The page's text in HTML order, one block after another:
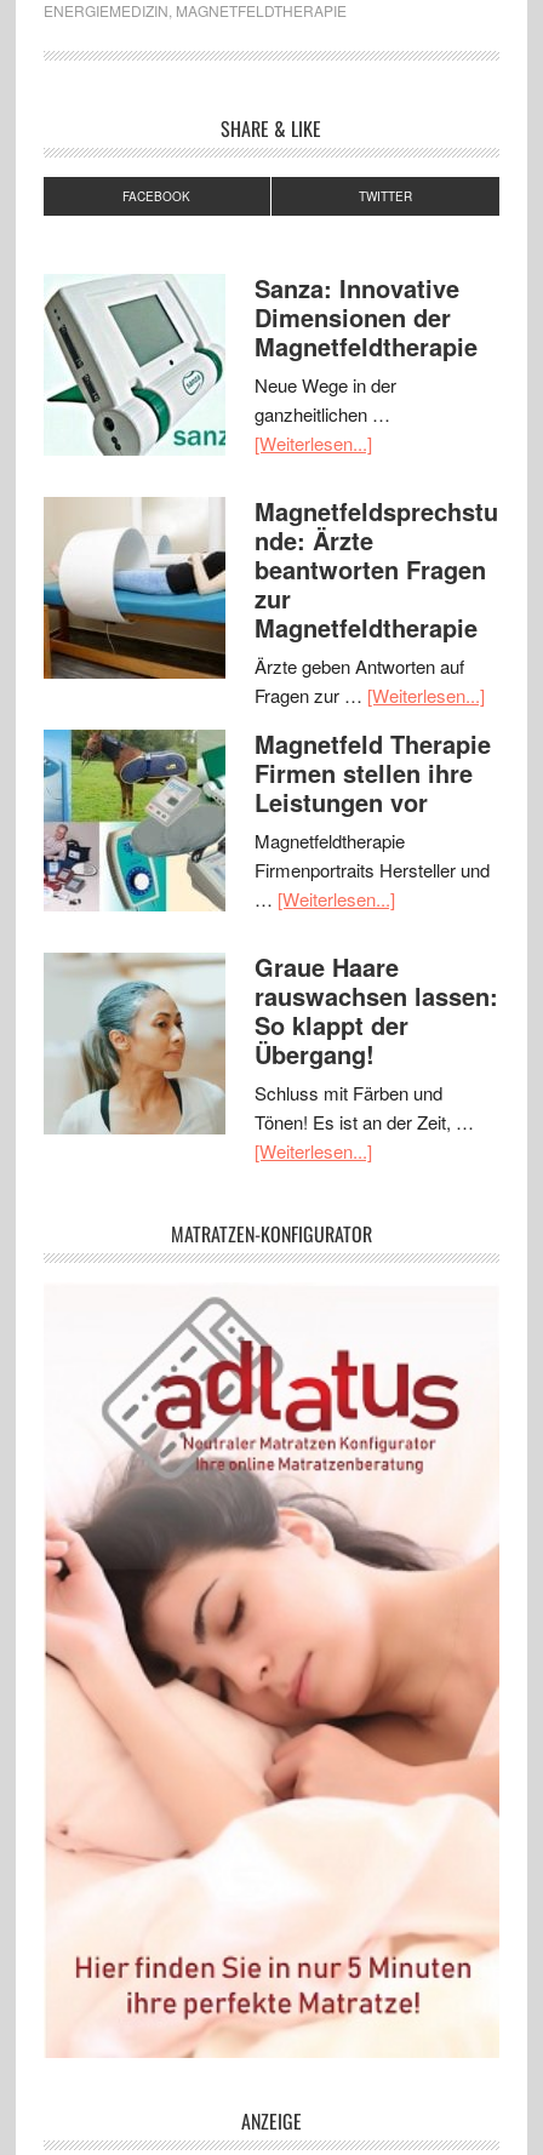
ENERGIEMEDIZIN MAGNETFELDTHERAPIE
SHARE & LIKE
FACEBOOK TWITTER
Sanza: Innovative
Dimensionen der
Magnetfeldtherapie
Neue Wege in der
ganzheitlichen …
[Weiterlesen...]
Magnetfeldsprechstu
nde: Ärzte
beantworten Fragen
zur
Magnetfeldtherapie
Ärzte geben Antworten auf
Fragen zur … [Weiterlesen...]
Magnetfeld Therapie
Firmen stellen ihre
Leistungen vor
Magnetfeldtherapie
Firmenportraits Hersteller und
… [Weiterlesen...]
Graue Haare
rauswachsen lassen:
So klappt der
Übergang!
Schluss mit Färben und
Tönen! Es ist an der Zeit, …
[Weiterlesen...]
MATRATZEN-KONFIGURATOR
ANZEIGE